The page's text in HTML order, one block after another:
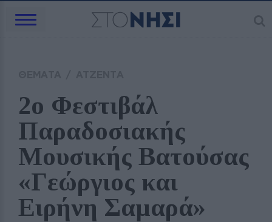
2ο Φεστιβάλ
Παραδοσιακής
Μουσικής Βατούσας
«Γεώργιος και
Ειρήνη Σαμαρά»